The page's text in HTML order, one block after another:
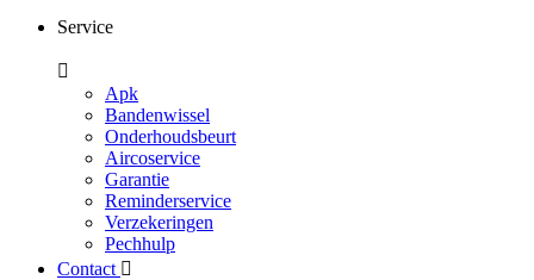
Service
Apk
Bandenwissel
Onderhoudsbeurt
Aircoservice
Garantie
Reminderservice
Verzekeringen
Pechhulp
Contact